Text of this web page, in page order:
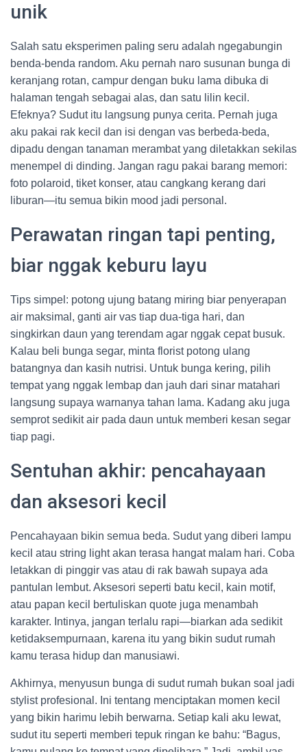
unik
Salah satu eksperimen paling seru adalah ngegabungin
benda-benda random. Aku pernah naro susunan bunga di
keranjang rotan, campur dengan buku lama dibuka di
halaman tengah sebagai alas, dan satu lilin kecil.
Efeknya? Sudut itu langsung punya cerita. Pernah juga
aku pakai rak kecil dan isi dengan vas berbeda-beda,
dipadu dengan tanaman merambat yang diletakkan sekilas
menempel di dinding. Jangan ragu pakai barang memori:
foto polaroid, tiket konser, atau cangkang kerang dari
liburan—itu semua bikin mood jadi personal.
Perawatan ringan tapi penting,
biar nggak keburu layu
Tips simpel: potong ujung batang miring biar penyerapan
air maksimal, ganti air vas tiap dua-tiga hari, dan
singkirkan daun yang terendam agar nggak cepat busuk.
Kalau beli bunga segar, minta florist potong ulang
batangnya dan kasih nutrisi. Untuk bunga kering, pilih
tempat yang nggak lembap dan jauh dari sinar matahari
langsung supaya warnanya tahan lama. Kadang aku juga
semprot sedikit air pada daun untuk memberi kesan segar
tiap pagi.
Sentuhan akhir: pencahayaan
dan aksesori kecil
Pencahayaan bikin semua beda. Sudut yang diberi lampu
kecil atau string light akan terasa hangat malam hari. Coba
letakkan di pinggir vas atau di rak bawah supaya ada
pantulan lembut. Aksesori seperti batu kecil, kain motif,
atau papan kecil bertuliskan quote juga menambah
karakter. Intinya, jangan terlalu rapi—biarkan ada sedikit
ketidaksempurnaan, karena itu yang bikin sudut rumah
kamu terasa hidup dan manusiawi.
Akhirnya, menyusun bunga di sudut rumah bukan soal jadi
stylist profesional. Ini tentang menciptakan momen kecil
yang bikin harimu lebih berwarna. Setiap kali aku lewat,
sudut itu seperti memberi tepuk ringan ke bahu: “Bagus,